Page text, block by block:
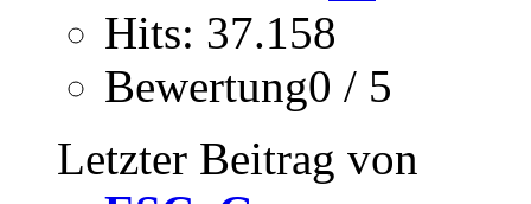
Hits: 37.158
Bewertung0 / 5
Letzter Beitrag von